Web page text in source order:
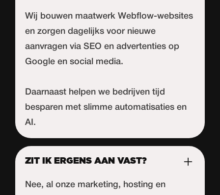
Wij bouwen maatwerk Webflow-websites
en zorgen dagelijks voor nieuwe
aanvragen via SEO en advertenties op
Google en social media.
Daarnaast helpen we bedrijven tijd
besparen met slimme automatisaties en
AI.
ZIT IK ERGENS AAN VAST?
Nee, al onze marketing, hosting en